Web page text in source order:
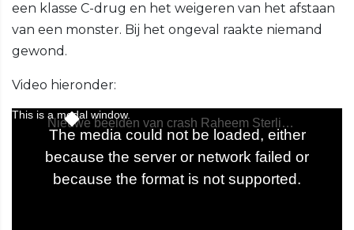
een klasse C-drug en het weigeren van het afstaan
van een monster. Bij het ongeval raakte niemand
gewond.
Video hieronder: